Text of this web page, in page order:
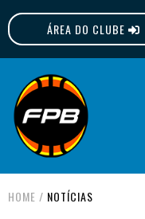
ÁREA DO CLUBE
FPB
HOME / NOTÍCIAS